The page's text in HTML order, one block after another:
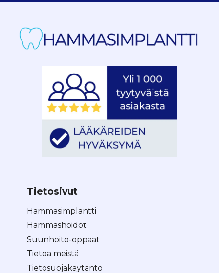
Tietosivut
Hammasimplantti
Hammashoidot
Suunhoito-oppaat
Tietoa meistä
Tietosuojakäytäntö